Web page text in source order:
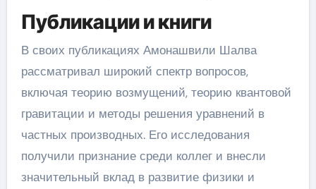
Публикации и книги
В своих публикациях Амонашвили Шалва
рассматривал широкий спектр вопросов,
включая теорию возмущений, теорию квантовой
гравитации и методы решения уравнений в
частных производных. Его исследования
получили признание среди коллег и внесли
значительный вклад в развитие физики и